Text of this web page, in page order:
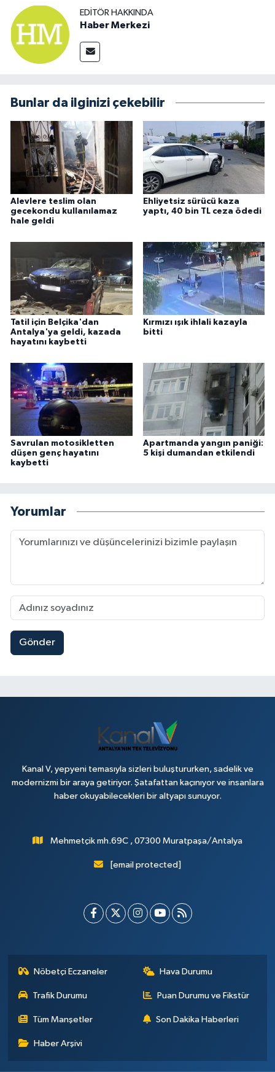
EDITÖR HAKKINDA
Haber Merkezi
Bunlar da ilginizi çekebilir
Alevlere teslim olan
gecekondu kullanılamaz
hale geldi
Ehliyetsiz sürücü kaza
yaptı, 40 bin TL ceza ödedi
Tatil için Belçika'dan
Antalya'ya geldi, kazada
hayatını kaybetti
Kırmızı ışık ihlali kazayla
bitti
Savrulan motosikletten
düşen genç hayatını
kaybetti
Apartmanda yangın paniği:
5 kişi dumandan etkilendi
Yorumlar
Gönder
Kanal V, yepyeni temasıyla sizleri buluştururken, sadelik ve
modernizmi bir araya getiriyor. Şatafattan kaçınıyor ve insanlara
haber okuyabilecekleri bir altyapı sunuyor.
Mehmetçik mh.69C , 07300 Muratpaşa/Antalya
[email protected]
Nöbetçi Eczaneler Hava Durumu
Trafik Durumu Puan Durumu ve Fikstür
Tüm Manşetler Son Dakika Haberleri
Haber Arşivi